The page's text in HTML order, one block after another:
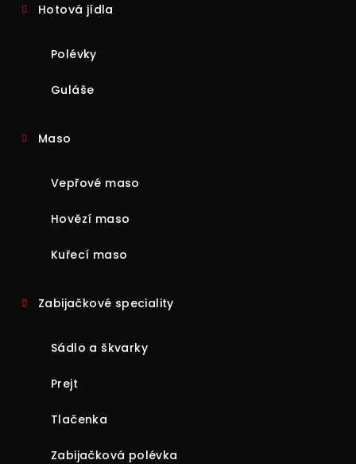
Hotová jídla
Polévky
Guláše
Maso
Vepřové maso
Hovězí maso
Kuřecí maso
Zabijačkové speciality
Sádlo a škvarky
Prejt
Tlačenka
Zabijačková polévka